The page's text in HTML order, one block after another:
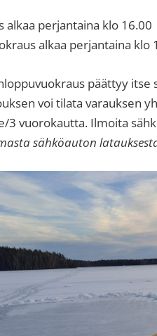
alkaa perjantaina klo 16.00
alkaa perjantaina klo
päättyy
voi tilata varauksen
3 vuorokautta. Ilmoita
sähköauton